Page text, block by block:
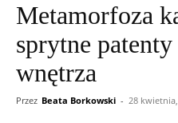
Metamorfoza
sprytne
wnętrza
Przez Beata Borkowski - 28